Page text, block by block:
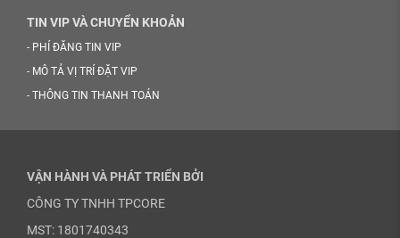
TIN VIP VÀ CHUYỂN KHOẢN
- PHÍ ĐĂNG TIN VIP
- MÔ TẢ VỊ TRÍ ĐẶT VIP
- THÔNG TIN THANH TOÁN
VẬN HÀNH VÀ PHÁT TRIỂN BỞI
CÔNG TY TNHH TPCORE
MST: 1801740343